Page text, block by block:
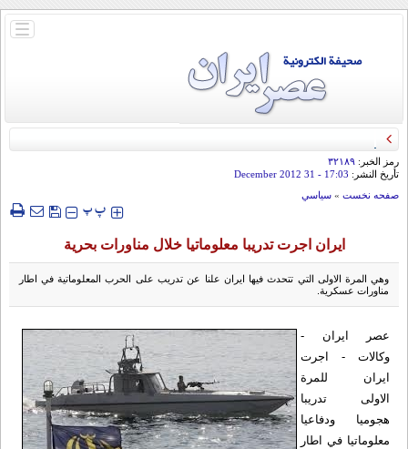
باز
الحمراء
رمز الخبر: ۳۲۱۸۹
تأريخ النشر: 17:03
- 31 December 2012
صفحه نخست » سياسي
‍‍‍ پپ
ايران اجرت تدريبا معلوماتيا خلال مناورات بحرية
وهي المرة الاولى التي تتحدث فيها ايران علنا عن تدريب على الحرب المعلوماتية في اطار
مناورات عسكرية.
عصر ایران -
وکالات - اجرت
ايران للمرة
الاولى تدريبا
هجوميا ودفاعيا
معلوماتيا في اطار